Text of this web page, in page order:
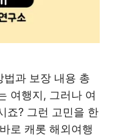
법과 보장 내용 총
여행지, 그러나 여
죠? 그런 고민을 한
로 캐롯 해외여행